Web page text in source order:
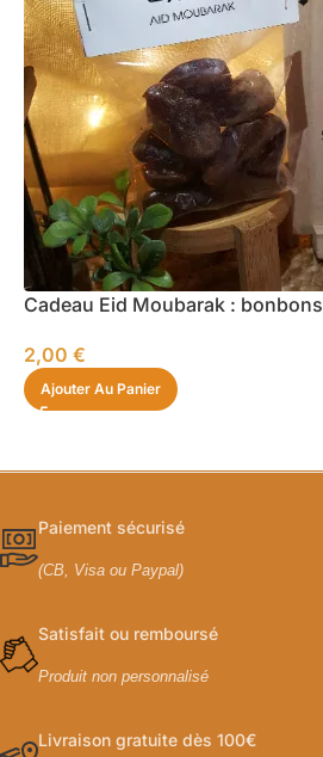
Cadeau Eid Moubarak : bonbons
2,00 €
Ajouter Au Panier
Paiement sécurisé
(CB, Visa ou Paypal)
Satisfait ou remboursé
Produit non personnalisé
Livraison gratuite dès 100€